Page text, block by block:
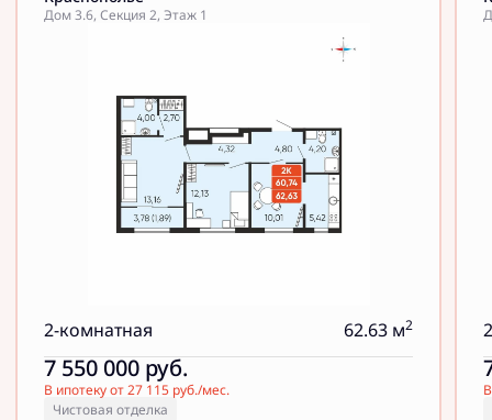
Дом 3.6, Секция 2, Этаж 1
2-комнатная 62.63 м2
7 550 000 руб.
В ипотеку от 27 115 руб./мес.
Чистовая отделка